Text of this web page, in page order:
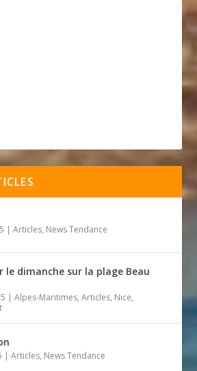
|Articles, News Tendance
le dimanche sur la plage Beau
|Alpes-Maritimes,Articles, Nice,
|Articles, News Tendance